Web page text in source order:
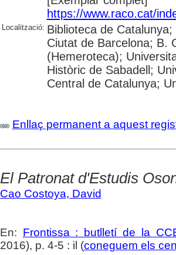
https://www.raco.cat/
Localització: Biblioteca de
Ciutat de Barcelona; B.
(Hemeroteca);
Històric de Sabadell;
Central de Catalunya;
Enllaç permanent a aquest
El Patronat d'Estudis
Cao Costoya, David
En: Frontissa : butlletí de la
2016), p. 4-5 : il (coneguem els